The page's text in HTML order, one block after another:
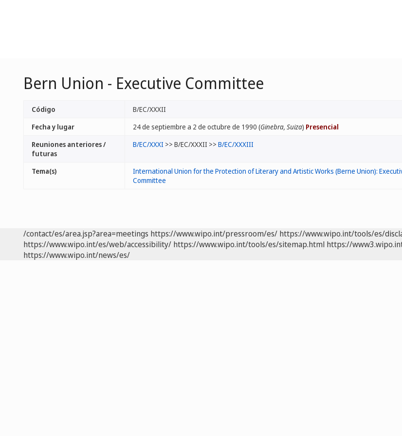
Bern Union - Executive Committee
Código
B/EC/XXXII
Fecha y lugar
24 de septiembre a 2 de octubre de 1990 (Ginebra, Suiza) Presencial
Reuniones anteriores /
futuras
B/EC/XXXI >> B/EC/XXXII >> B/EC/XXXIII
Tema(s)
International Union for the Protection of Literary and Artistic Works (Berne Union):
Committee
/contact/es/area.jsp?area=meetings https://www.wipo.int/pressroom/es/ https://www.wipo.int/tools/es/
https://www.wipo.int/es/web/accessibility/ https://www.wipo.int/tools/es/sitemap.html https://
https://www.wipo.int/news/es/